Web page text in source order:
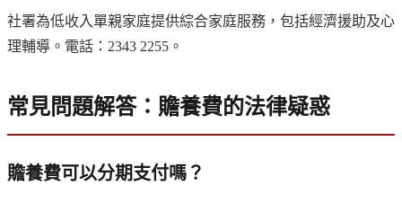
社署為低收入單親家庭提供綜合家庭服務，包括經濟援助及心
理輔導。電話：2343 2255。
常見問題解答：贍養費的法律疑惑
贍養費可以分期支付嗎？